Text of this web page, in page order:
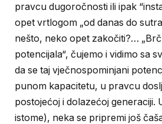
pravcu dugoročnosti ili ipak
opet vrtlogom „od danas do
nešto, neko opet zakočiti?…
potencijala“, čujemo i vidimo sa
da se taj vječnospominjani
punom kapacitetu, u pravcu
postojećoj i dolazećoj generaciji.
istome), neka se pripremi još